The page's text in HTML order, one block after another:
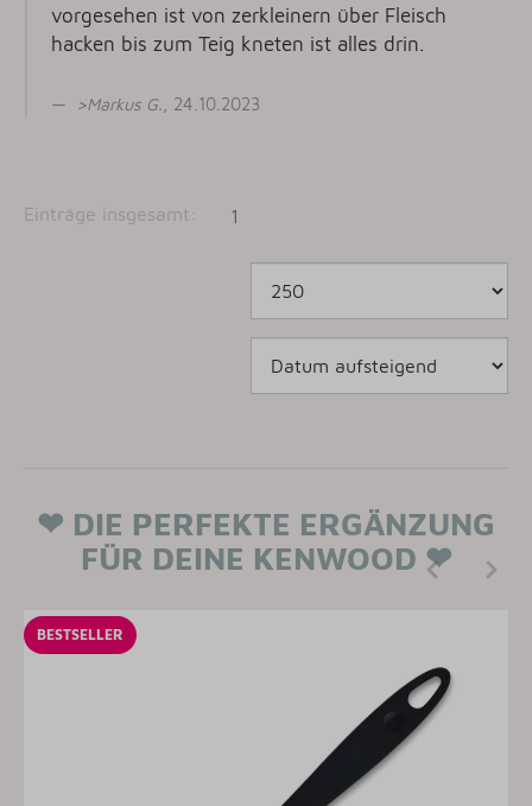
vorgesehen ist von zerkleinern über Fleisch
hacken bis zum Teig kneten ist alles drin.
>Markus G. , 24.10.2023
Einträge insgesamt: 1
❤ DIE PERFEKTE ERGÄNZUNG
FÜR DEINE KENWOOD ❤
BESTSELLER